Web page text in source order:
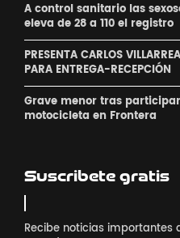
A control sanitario las
eleva de 28 a 110 el registro
PRESENTA CARLOS
PARA ENTREGA-RECEPCIÓN
Grave menor tras
motocicleta en Frontera
Suscribete gratis
Recibe noticias